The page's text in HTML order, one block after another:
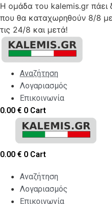
Η ομάδα του kalemis.gr πάει
που θα καταχωρηθούν 8/8
τις 24/8 και μετά!
Skip
content
Αναζήτηση
Λογαριασμός
Επικοινωνία
0.00 € 0 Cart
0.00 € 0 Cart
Αναζήτηση
Λογαριασμός
Επικοινωνία